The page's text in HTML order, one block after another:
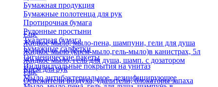
Бумажная продукция
Бумажные полотенца для рук
Протирочная бумага
Рулонные простыни
Туалетная бумага
Бумажные салфетки
Гигиенические пакеты
Индивидуальные покрытия на унитаз
Еще
Жидкое мыло, мыло-пена, шампуни, гели для душа
Жидкое мыло (крем-мыло,гель-мыло)в канистрах, 5л
Жидкое мыло, гель для душа, шамп. с дозатором
Крем для рук
Мыло антибактериальное, дезинфицирующее
Еще
Освежители воздуха, удалители, блокаторы запаха